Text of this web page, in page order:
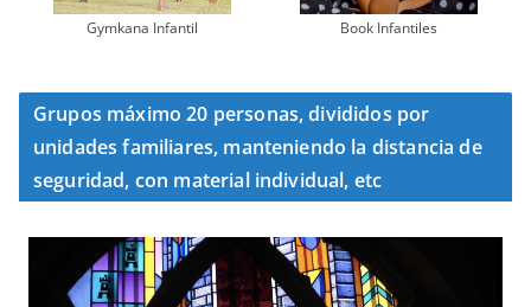
Gymkana Infantil Book Infantiles
Grupos máximo 20 personas, divididos por
unidades familiares, manteniendo la distancia de
seguridad, con material individual, etc